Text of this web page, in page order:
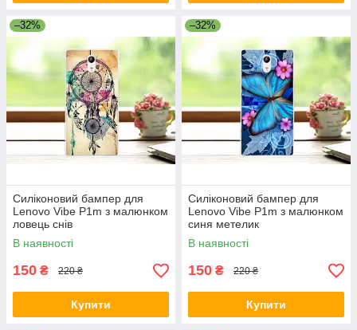
–32%
Силіконовий бампер для
Lenovo Vibe P1m з малюнком
ловець снів
В наявності
150 ₴ 220 ₴
Купити
–32%
Силіконовий бампер для
Lenovo Vibe P1m з малюнком
синя метелик
В наявності
150 ₴ 220 ₴
Купити